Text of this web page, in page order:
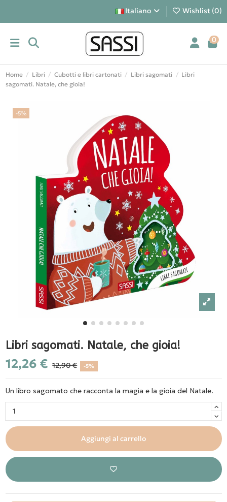
Italiano Wishlist (0)
0
Home Libri Cubotti e libri cartonati Libri sagomati
Libri
sagomati. Natale, che gioia!
-5%
Libri sagomati. Natale, che gioia!
12,26 € 12,90 € -5%
Un libro sagomato che racconta la magia e la gioia del Natale.
Aggiungi al carrello